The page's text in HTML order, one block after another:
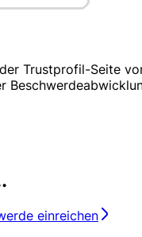
Trustprofil-Seite
einreichen